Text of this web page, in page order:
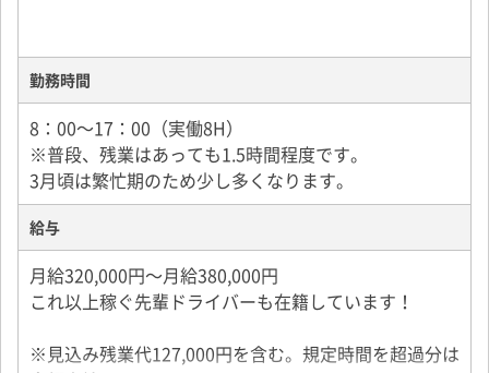
勤務時間
8：00～17：00（実働8H）
※普段、残業はあっても1.5時間程度です。
3月頃は繁忙期のため少し多くなります。
給与
月給320,000円～月給380,000円
これ以上稼ぐ先輩ドライバーも在籍しています！
※見込み残業代127,000円を含む。規定時間を超過分は